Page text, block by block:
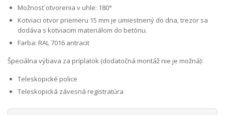
Možnosť otvorenia v uhle: 180°
Kotviaci otvor priemeru 15 mm je umiestnený do dna, trezor sa
dodáva s kotviacim materiálom do betónu.
Farba: RAL 7016 antracit
Špeciálna výbava za príplatok (dodatočná montáž nie je možná):
Teleskopické police
Teleskopická závesná registratúra